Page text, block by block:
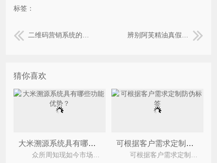
标签：
二维码营销系统的优势 辨别阿芙精油真假的防伪查询方法有哪些？
猜你喜欢
大米溯源系统具有哪些功能优势？ 可根据客户需求定制防伪标签